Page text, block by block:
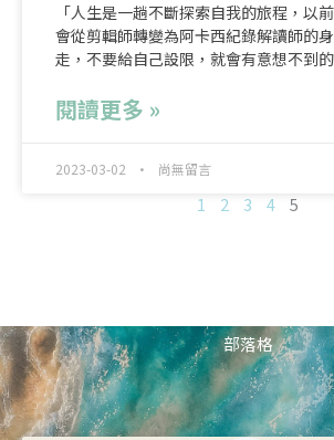
「人生是一趟不斷探索自我的旅程，以
會從剪輯師轉變為阿卡西紀錄解讀師的
走，不要給自己設限，就會有意想不到的
閱讀更多 »
2023-03-02 尚無留言
1 2 3 4 5
部落格